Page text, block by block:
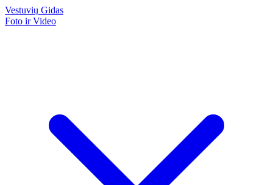
Vestuvių Gidas
Foto ir Video